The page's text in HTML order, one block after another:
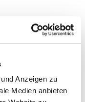
Anzeigen zu
Medien anbieten